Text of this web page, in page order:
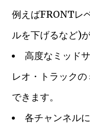
例えばFRONTレ
ルを下げるなど)
高度なミッド
レオ・トラック
できます。
各チャンネル